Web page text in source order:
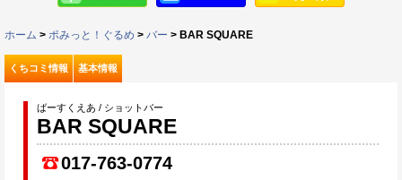
ホーム > ポみっと！ぐるめ > バー > BAR SQUARE
くちコミ情報 基本情報
ばーすくえあ / ショットバー
BAR SQUARE
017-763-0774